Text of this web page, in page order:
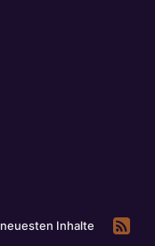
Inhalte